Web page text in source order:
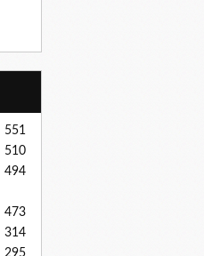
551
510
494
473
314
295